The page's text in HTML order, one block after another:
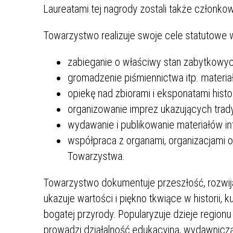
Laureatami tej nagrody zostali także
Towarzystwo realizuje swoje cele statutowe
zabieganie o właściwy stan
gromadzenie piśmiennictwa itp.
opiekę nad zbiorami i eksponatami
organizowanie imprez ukazujących
wydawanie i publikowanie materiałów
współpraca z organami, organizacjami
Towarzystwa.
Towarzystwo dokumentuje przeszłość,
ukazuje wartości i piękno tkwiące w historii,
bogatej przyrody. Popularyzuje dzieje
prowadzi działalność edukacyjną,